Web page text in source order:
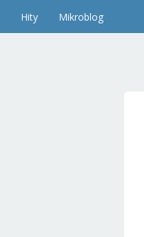
Hity Mikroblog